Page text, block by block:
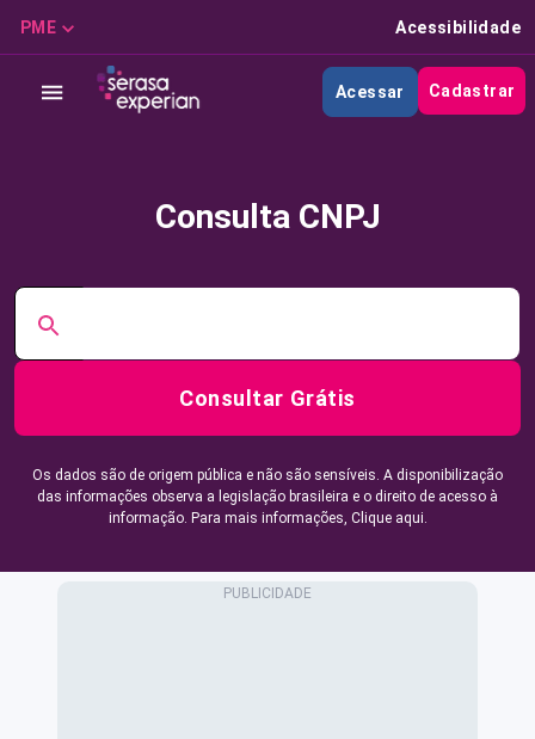
PME Acessibilidade
Acessar Cadastrar
Consulta CNPJ
Consultar Grátis
Os dados são de origem pública e não são sensíveis. A disponibilização
das informações observa a legislação brasileira e o direito de acesso à
informação. Para mais informações, Clique aqui.